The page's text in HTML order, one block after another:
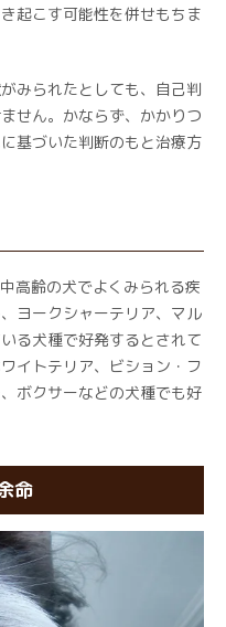
起こす可能性を併せもちま
みられたとしても、自己判
せん。かならず、かかりつ
基づいた判断のもと治療方
高齢の犬でよくみられる疾
ヨークシャーテリア、マル
る犬種で好発するとされて
イトテリア、ビション・フ
ボクサーなどの犬種でも好
命